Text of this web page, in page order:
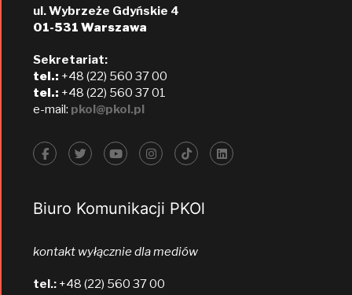
ul. Wybrzeże Gdyńskie 4
01-531 Warszawa
Sekretariat:
tel.: +48 (22) 560 37 00
tel.: +48 (22) 560 37 01
e-mail: pkol@pkol.pl
Biuro Komunikacji PKOl
kontakt wyłącznie dla mediów
tel.: +48 (22) 560 37 00